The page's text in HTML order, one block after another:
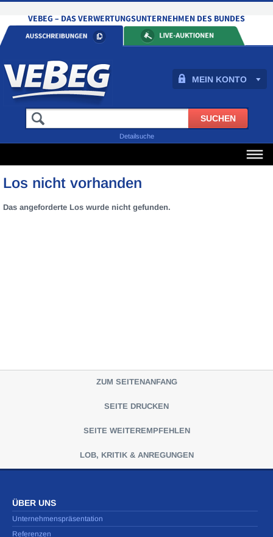
MEIN KONTO
Detailsuche
Los nicht vorhanden
Das angeforderte Los wurde nicht gefunden.
ZUM SEITENANFANG
SEITE DRUCKEN
SEITE WEITEREMPFEHLEN
LOB, KRITIK & ANREGUNGEN
ÜBER UNS
Unternehmenspräsentation
Referenzen